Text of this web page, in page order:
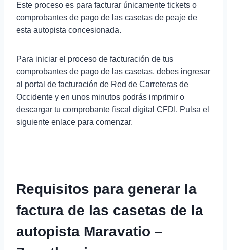
Este proceso es para facturar únicamente tickets o
comprobantes de pago de las casetas de peaje de
esta autopista concesionada.
Para iniciar el proceso de facturación de tus
comprobantes de pago de las casetas, debes ingresar
al portal de facturación de Red de Carreteras de
Occidente y en unos minutos podrás imprimir o
descargar tu comprobante fiscal digital CFDI. Pulsa el
siguiente enlace para comenzar.
Requisitos para generar la
factura de las casetas de la
autopista Maravatio –